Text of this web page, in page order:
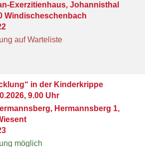
Exerzitienhaus, Johannisthal
Windischeschenbach
auf Warteliste
in der Kinderkrippe
9.00 Uhr
Hermannsberg 1,
möglich